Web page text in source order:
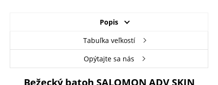
Popis
Tabuľka veľkostí
Opýtajte sa nás
Bežecký batoh SALOMON ADV SKIN